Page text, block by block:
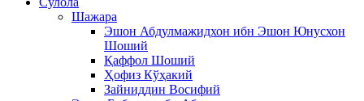
Шажара
Эшон Абдулмажидхон ибн Эшон Юнусхон
Шоший
Қаффол Шоший
Ҳофиз Кўҳакий
Зайниддин Восифий